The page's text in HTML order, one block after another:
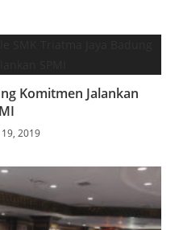
Komitmen Jalankan
2019